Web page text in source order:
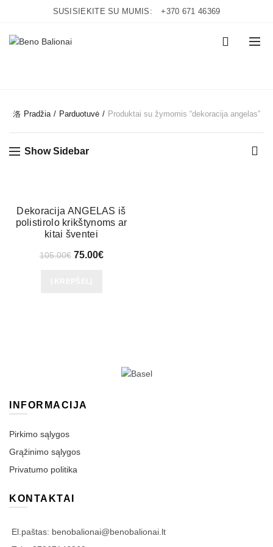
SUSISIEKITE SU MUMIS: +370 671 46369
Pradžia Parduotuvė Produktai su žymomis “dekoracija angelas”
Show Sidebar
Dekoracija ANGELAS iš
polistirolo krikštynoms ar
kitai šventei
105.00€ 75.00€
INFORMACIJA
Pirkimo sąlygos
Grąžinimo sąlygos
Privatumo politika
KONTAKTAI
El.paštas: benobalionai@benobalionai.lt